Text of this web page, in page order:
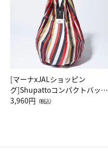
[マーナxJALショッピン
グ]Shupattoコンパクトバッグ
Drop JAL客室乗務員（LC）ス
3,960円 （税込）